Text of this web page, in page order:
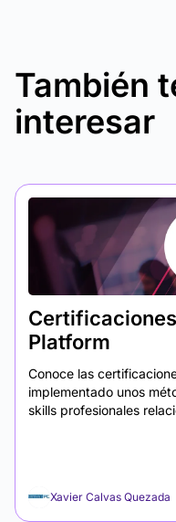
También
interesar
Platform
Conoce las
implementado unos
skills profesionales
Xavier Calvas Quezada